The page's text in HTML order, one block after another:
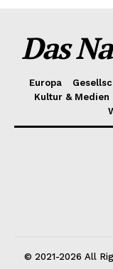
Das
Europa
Kultur & Medien
© 2021-2026 All